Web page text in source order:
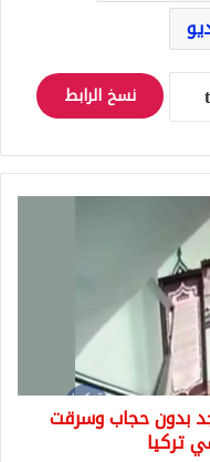
نسخ الرابط
بدون حجاب وسرقت
تركيا